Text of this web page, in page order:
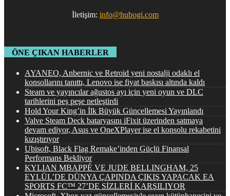
İletişim: info@hubogi.com
ÖNE ÇIKAN HABERLER
AYANEO, Anbernic ve Retroid yeni nostalji odaklı el
konsollarını tanıttı, Lenovo ise fiyat baskısı altında kaldı
Steam ve yayıncılar ağustos ayı için yeni oyun ve DLC
tarihlerini peş peşe netleştirdi
Hold Your King’in İlk Büyük Güncellemesi Yayınlandı
Valve Steam Deck bataryasını iFixit üzerinden satmaya
devam ediyor, Asus ve OneXPlayer ise el konsolu rekabetini
kızıştırıyor
Ubisoft, Black Flag Remake’inden Güçlü Finansal
Performans Bekliyor
KYLIAN MBAPPÉ VE JUDE BELLINGHAM, 25
EYLÜL’DE DÜNYA ÇAPINDA ÇIKIŞ YAPACAK EA
SPORTS FC™ 27’DE SİZLERİ KARŞILIYOR